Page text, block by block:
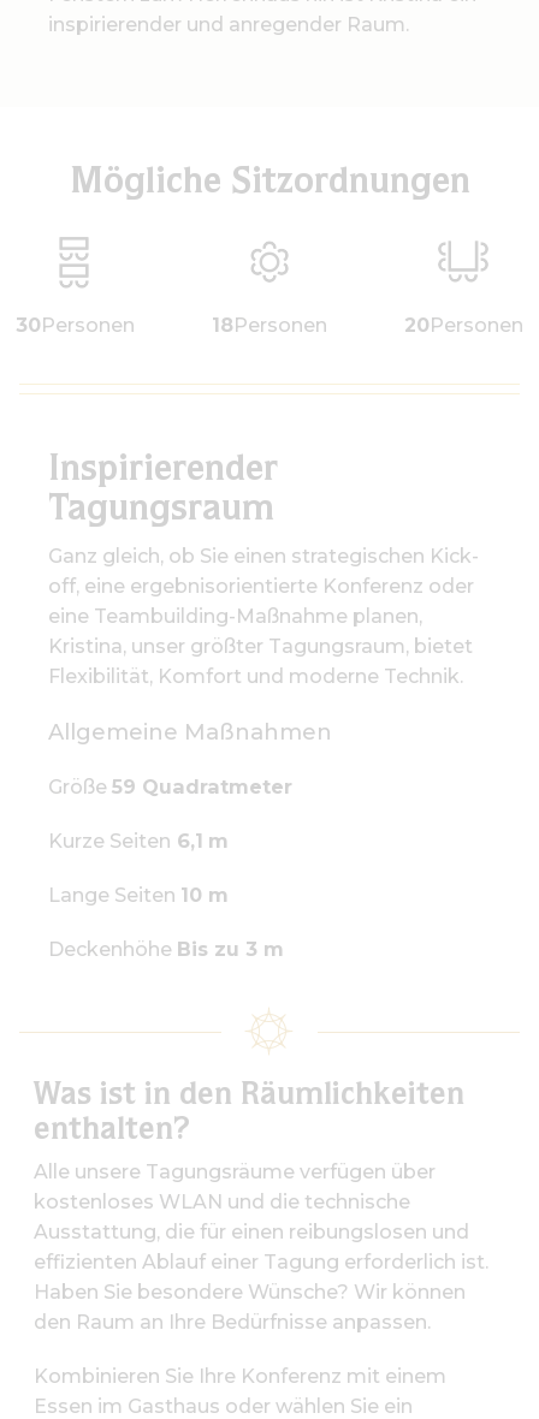
inspirierender und anregender Raum.
Mögliche Sitzordnungen
30Personen 18Personen 20Personen
Inspirierender
Tagungsraum
Ganz gleich, ob Sie einen strategischen Kick-
off, eine ergebnisorientierte Konferenz oder
eine Teambuilding-Maßnahme planen,
Kristina, unser größter Tagungsraum, bietet
Flexibilität, Komfort und moderne Technik.
Allgemeine Maßnahmen
Größe 59 Quadratmeter
Kurze Seiten 6,1 m
Lange Seiten 10 m
Deckenhöhe Bis zu 3 m
Was ist in den Räumlichkeiten
enthalten?
Alle unsere Tagungsräume verfügen über
kostenloses WLAN und die technische
Ausstattung, die für einen reibungslosen und
effizienten Ablauf einer Tagung erforderlich ist.
Haben Sie besondere Wünsche? Wir können
den Raum an Ihre Bedürfnisse anpassen.
Kombinieren Sie Ihre Konferenz mit einem
Essen im Gasthaus oder wählen Sie ein